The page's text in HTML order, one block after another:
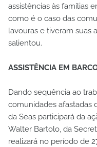
assistências às famílias
como é o caso das
lavouras e tiveram suas
salientou.
ASSISTÊNCIA EM
Dando sequência ao
comunidades afastadas
da Seas participará da
Walter Bartolo, da
realizará no período de